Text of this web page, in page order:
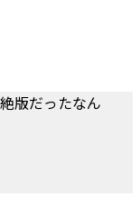
版だったなん